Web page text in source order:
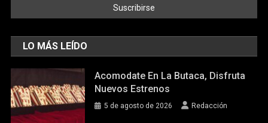
LO MÁS LEÍDO
Acomodate En La Butaca, Disfruta
Nuevos Estrenos
5 de agosto de 2026 Redacción